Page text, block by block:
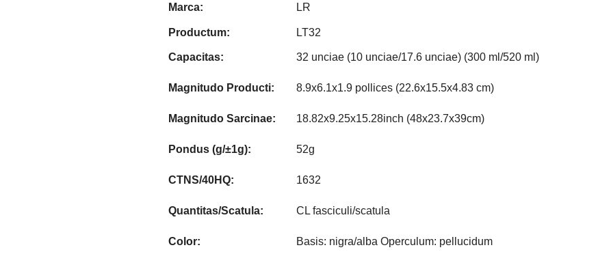
Marca: LR
Productum: LT32
Capacitas: 32 unciae (10 unciae/17.6 unciae) (300 ml/520 ml)
Magnitudo Producti: 8.9x6.1x1.9 pollices (22.6x15.5x4.83 cm)
Magnitudo Sarcinae: 18.82x9.25x15.28inch (48x23.7x39cm)
Pondus (g/±1g): 52g
CTNS/40HQ: 1632
Quantitas/Scatula: CL fasciculi/scatula
Color: Basis: nigra/alba Operculum: pellucidum